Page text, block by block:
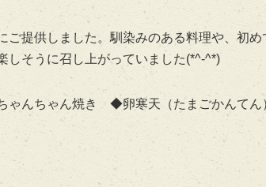
ご提供しました。馴染みのある料理や、初め
しそうに召し上がっていました(*^-^*)
んちゃん焼き ◆卵寒天（たまごかんてん